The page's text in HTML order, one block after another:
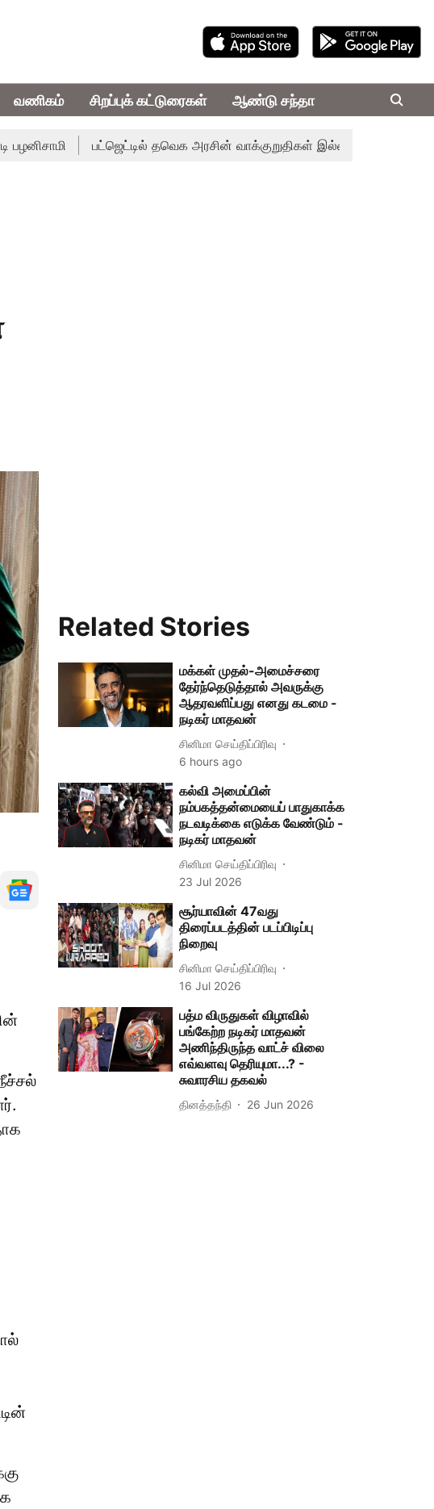
வணிகம் சிறப்புக் கட்டுரைகள் ஆண்டு சந்தா
பட்ஜெட்டில் தவெக அரசின் வாக்குறுதிகள் இல்லை - எடப்பாடி பழனிசாமி
Related Stories
மக்கள் முதல்-அமைச்சரை
தேர்ந்தெடுத்தால் அவருக்கு
ஆதரவளிப்பது எனது கடமை -
நடிகர் மாதவன்
சினிமா செய்திப்பிரிவு
6 hours ago
கல்வி அமைப்பின்
நம்பகத்தன்மையைப் பாதுகாக்க
நடவடிக்கை எடுக்க வேண்டும் -
நடிகர் மாதவன்
சினிமா செய்திப்பிரிவு
23 Jul 2026
சூர்யாவின் 47வது
திரைப்படத்தின் படப்பிடிப்பு
நிறைவு
சினிமா செய்திப்பிரிவு
16 Jul 2026
பத்ம விருதுகள் விழாவில்
பங்கேற்ற நடிகர் மாதவன்
அணிந்திருந்த வாட்ச் விலை
எவ்வளவு தெரியுமா...? -
சுவாரசிய தகவல்
தினத்தந்தி 26 Jun 2026